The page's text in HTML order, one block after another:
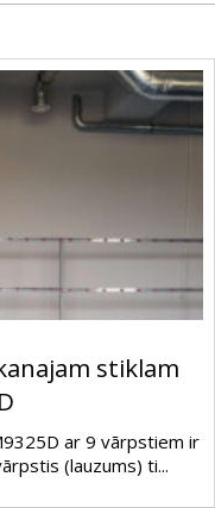
stiklam
ar 9 vārpstiem ir
(lauzums) ti...